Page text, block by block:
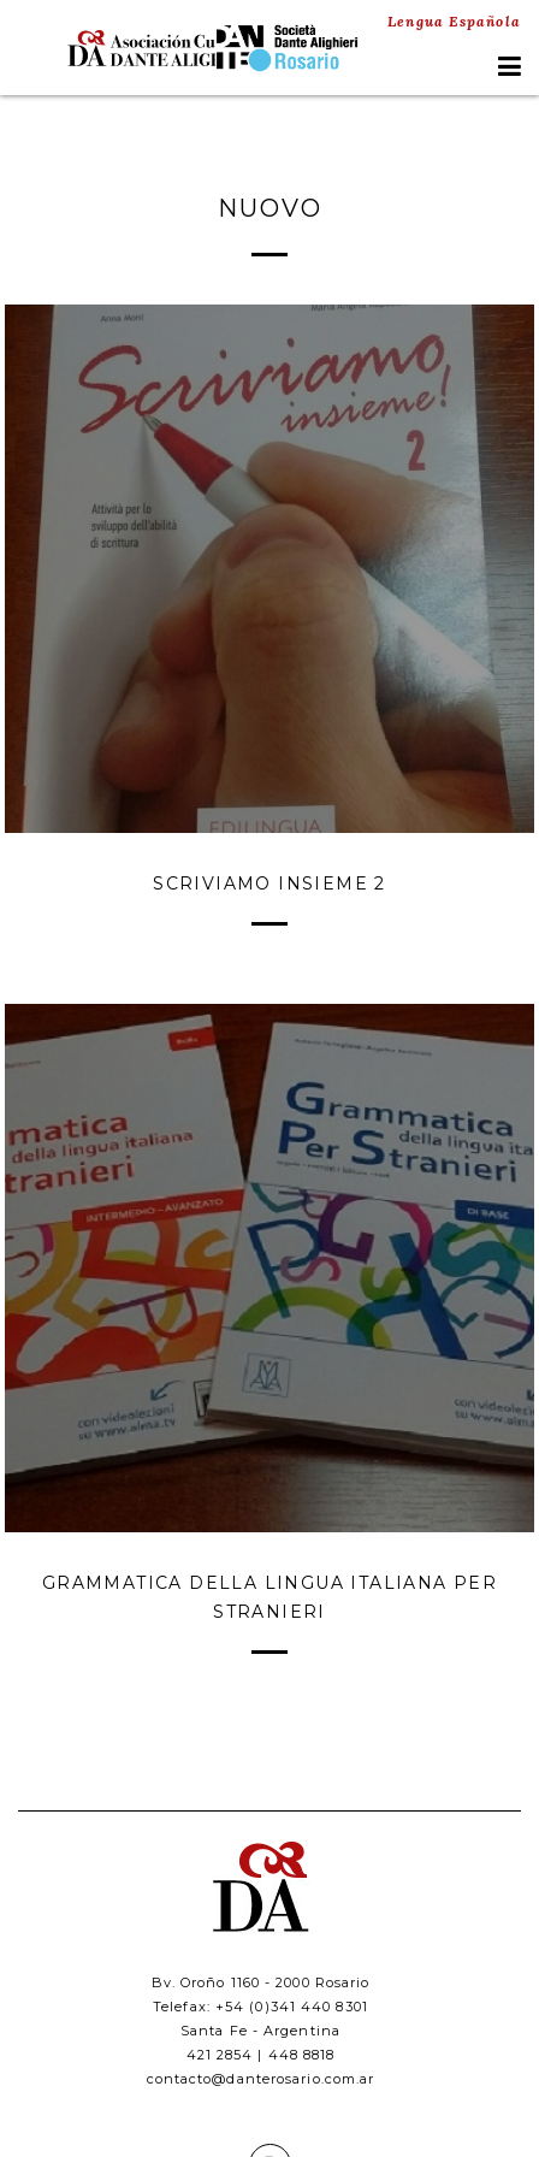
Lengua Española
NUOVO
SCRIVIAMO INSIEME 2
GRAMMATICA DELLA LINGUA ITALIANA PER
STRANIERI
Bv. Oroño 1160 - 2000 Rosario
Telefax: +54 (0)341 440 8301
Santa Fe - Argentina
421 2854 | 448 8818
contacto@danterosario.com.ar